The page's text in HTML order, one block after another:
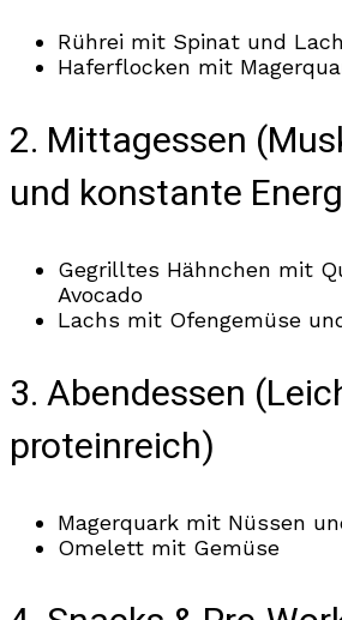
Rührei mit Spinat und
Haferflocken mit
2. Mittagessen
und konstante
Gegrilltes Hähnchen mit
Avocado
Lachs mit Ofengemüse
3. Abendessen
proteinreich)
Magerquark mit Nüssen
Omelett mit Gemüse